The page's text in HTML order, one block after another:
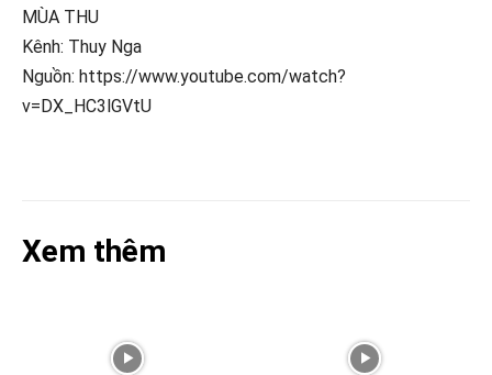
MÙA THU
Kênh: Thuy Nga
Nguồn: https://www.youtube.com/watch?
v=DX_HC3lGVtU
Xem thêm